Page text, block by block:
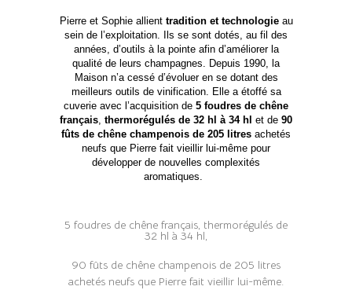
Pierre et Sophie allient tradition et technologieau
sein de l’exploitation. Ils se sont dotés, au fil des
années, d’outils à la pointe afin d’améliorer la
qualité de leurs champagnes. Depuis 1990, la
Maison n’a cessé d’évoluer en se dotant des
meilleurs outils de vinification. Elle a étoffé sa
cuverie avec l’acquisition de 5 foudres de chêne
français, thermorégulés de 32 hl à 34 hl et de 90
fûts de chêne champenois de 205 litres achetés
neufs que Pierre fait vieillir lui-même pour
développer de nouvelles complexités
aromatiques.
5 foudres de chêne français, thermorégulés de
32 hl à 34 hl,
90 fûts de chêne champenois de 205 litres
achetés neufs que Pierre fait vieillir lui-même.